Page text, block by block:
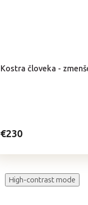
Kostra človeka -
€230
High-contrast mode